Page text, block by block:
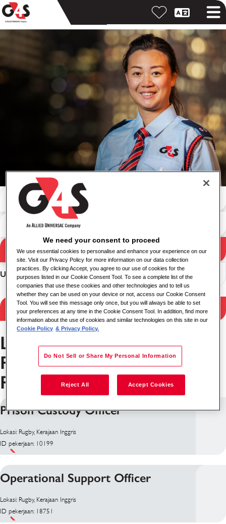
Hasil pencarian
Cari dengan kata kunci
Cari berdasarkan lokasi
Pencarian
Urutkan
Hasil filter
Layanan Perawatan &
Rehabilitasi Pekerjaan di
Rugby
Prison Custody Officer
Lokasi: Rugby, Kerajaan Inggris
ID pekerjaan: 10199
Operational Support Officer
Lokasi: Rugby, Kerajaan Inggris
ID pekerjaan: 18751
We need your consent to proceed
We use essential cookies to personalise and enhance your experience on our
site. Visit our Privacy Policy for more information on our data collection
practices. By clicking Accept, you agree to our use of cookies for the
purposes listed in our Cookie Consent Tool. To see a complete list of the
companies that use these cookies and other technologies and to tell us
whether they can be used on your device or not, access our Cookie Consent
Tool. You will see this message only once, but you will always be able to set
your preferences at any time in the Cookie Consent Tool. In addition, find more
information about the use of cookies and similar technologies on this site in our
Cookie Policy & Privacy Policy.
Do Not Sell or Share My Personal Information
Reject All Accept Cookies